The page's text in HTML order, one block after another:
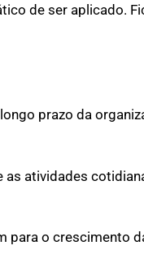
de ser aplicado.
prazo da
as atividades
para o crescimento